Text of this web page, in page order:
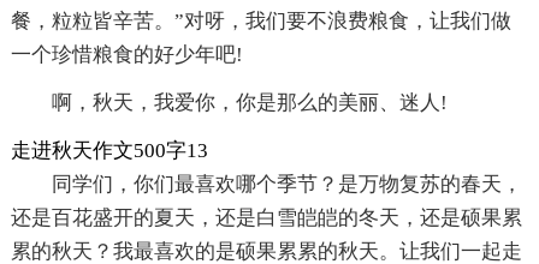
餐，粒粒皆辛苦。”对呀，我们要不浪费粮食，让我们做
一个珍惜粮食的好少年吧!
啊，秋天，我爱你，你是那么的美丽、迷人!
走进秋天作文500字13
同学们，你们最喜欢哪个季节？是万物复苏的春天，
还是百花盛开的夏天，还是白雪皑皑的冬天，还是硕果累
累的秋天？我最喜欢的是硕果累累的秋天。让我们一起走